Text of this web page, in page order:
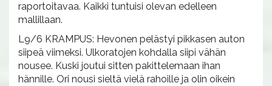
raportoitavaa. Kaikki tuntuisi olevan edelleen
mallillaan.
L9/6 KRAMPUS: Hevonen pelästyi pikkasen auton
siipeä viimeksi. Ulkoratojen kohdalla siipi vähän
nousee. Kuski joutui sitten pakittelemaan ihan
hännille. Ori nousi sieltä vielä rahoille ja olin oikein